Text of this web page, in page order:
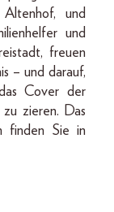
und
und
freuen
– und darauf,
Cover der
zu zieren. Das
finden Sie in